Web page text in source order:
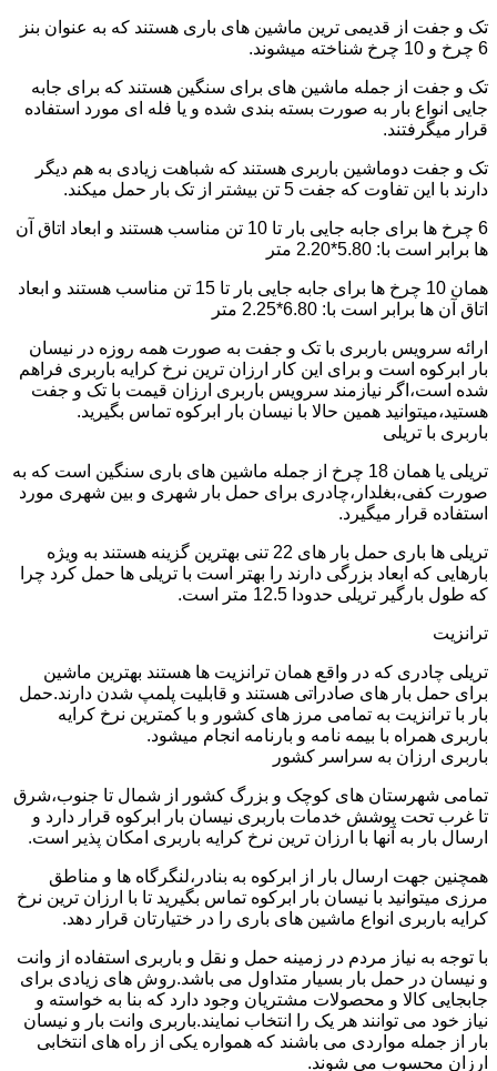
تک و جفت از قدیمی ترین ماشین های باری هستند که به عنوان بنز
6 چرخ و 10 چرخ شناخته میشوند.
تک و جفت از جمله ماشین های برای سنگین هستند که برای جابه
جایی انواع بار به صورت بسته بندی شده و یا فله ای مورد استفاده
قرار میگرفتند.
تک و جفت دوماشین باربری هستند که شباهت زیادی به هم دیگر
دارند با این تفاوت که جفت 5 تن بیشتر از تک بار حمل میکند.
6 چرخ ها برای جابه جایی بار تا 10 تن مناسب هستند و ابعاد اتاق آن
ها برابر است با: 5.80*2.20 متر
همان 10 چرخ ها برای جابه جایی بار تا 15 تن مناسب هستند و ابعاد
اتاق آن ها برابر است با: 6.80*2.25 متر
ارائه سرویس باربری با تک و جفت به صورت همه روزه در نیسان
بار ابرکوه است و برای این کار ارزان ترین نرخ کرایه باربری فراهم
شده است،اگر نیازمند سرویس باربری ارزان قیمت با تک و جفت
هستید،میتوانید همین حالا با نیسان بار ابرکوه تماس بگیرید.
باربری با تریلی
تریلی یا همان 18 چرخ از جمله ماشین های باری سنگین است که به
صورت کفی،بغلدار،چادری برای حمل بار شهری و بین شهری مورد
استفاده قرار میگیرد.
تریلی ها باری حمل بار های 22 تنی بهترین گزینه هستند به ویژه
بارهایی که ابعاد بزرگی دارند را بهتر است با تریلی ها حمل کرد چرا
که طول بارگیر تریلی حدودا 12.5 متر است.
ترانزیت
تریلی چادری که در واقع همان ترانزیت ها هستند بهترین ماشین
برای حمل بار های صادراتی هستند و قابلیت پلمپ شدن دارند.حمل
بار با ترانزیت به تمامی مرز های کشور و با کمترین نرخ کرایه
باربری همراه با بیمه نامه و بارنامه انجام میشود.
باربری ارزان به سراسر کشور
تمامی شهرستان های کوچک و بزرگ کشور از شمال تا جنوب،شرق
تا غرب تحت پوشش خدمات باربری نیسان بار ابرکوه قرار دارد و
ارسال بار به آنها با ارزان ترین نرخ کرایه باربری امکان پذیر است.
همچنین جهت ارسال بار از ابرکوه به بنادر،لنگرگاه ها و مناطق
مرزی میتوانید با نیسان بار ابرکوه تماس بگیرید تا با ارزان ترین نرخ
کرایه باربری انواع ماشین های باری را در ختیارتان قرار دهد.
با توجه به نیاز مردم در زمینه حمل و نقل و باربری استفاده از وانت
و نیسان در حمل بار بسیار متداول می باشد.روش های زیادی برای
جابجایی کالا و محصولات مشتریان وجود دارد که بنا به خواسته و
نیاز خود می توانند هر یک را انتخاب نمایند.باربری وانت بار و نیسان
بار از جمله مواردی می باشند که همواره یکی از راه های انتخابی
ارزان محسوب می شوند.